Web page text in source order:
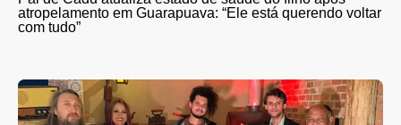
atropelamento em Guarapuava: “Ele está querendo voltar
com tudo”